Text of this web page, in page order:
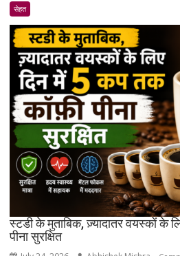
सेहत
स्टडी के मुताबिक, ज़्यादातर वयस्कों के
पीना सुरक्षित